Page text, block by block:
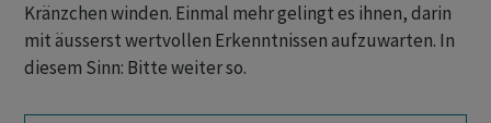
Kränzchen winden. Einmal mehr gelingt es ihnen, darin
mit äusserst wertvollen Erkenntnissen aufzuwarten. In
diesem Sinn: Bitte weiter so.